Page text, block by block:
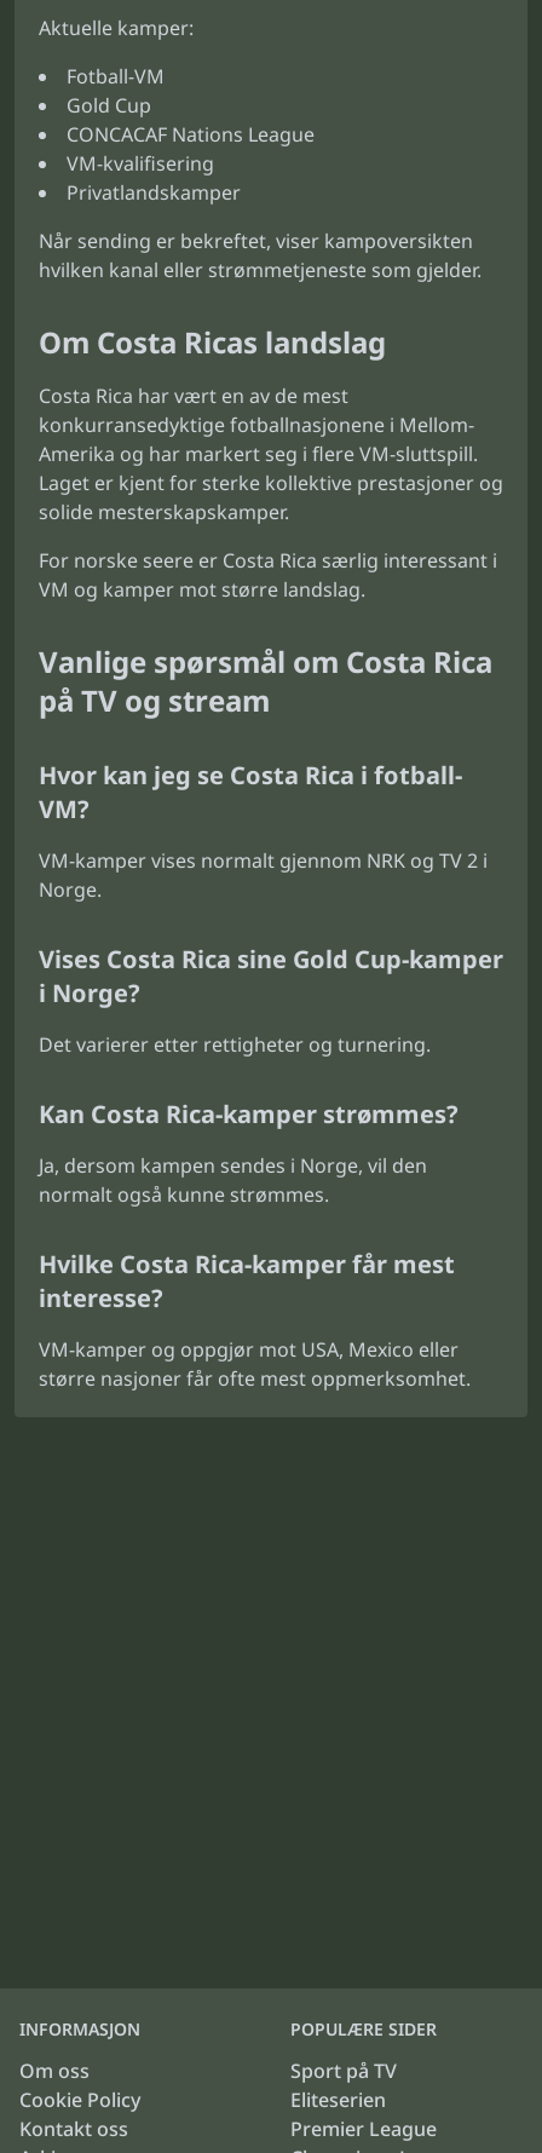
Aktuelle kamper:
Fotball-VM
Gold Cup
CONCACAF Nations League
VM-kvalifisering
Privatlandskamper
Når sending er bekreftet, viser kampoversikten
hvilken kanal eller strømmetjeneste som gjelder.
Om Costa Ricas landslag
Costa Rica har vært en av de mest
konkurransedyktige fotballnasjonene i Mellom-
Amerika og har markert seg i flere VM-sluttspill.
Laget er kjent for sterke kollektive prestasjoner og
solide mesterskapskamper.
For norske seere er Costa Rica særlig interessant i
VM og kamper mot større landslag.
Vanlige spørsmål om Costa Rica
på TV og stream
Hvor kan jeg se Costa Rica i fotball-
VM?
VM-kamper vises normalt gjennom NRK og TV 2 i
Norge.
Vises Costa Rica sine Gold Cup-kamper
i Norge?
Det varierer etter rettigheter og turnering.
Kan Costa Rica-kamper strømmes?
Ja, dersom kampen sendes i Norge, vil den
normalt også kunne strømmes.
Hvilke Costa Rica-kamper får mest
interesse?
VM-kamper og oppgjør mot USA, Mexico eller
større nasjoner får ofte mest oppmerksomhet.
INFORMASJON
Om oss
Cookie Policy
Kontakt oss
POPULÆRE SIDER
Sport på TV
Eliteserien
Premier League